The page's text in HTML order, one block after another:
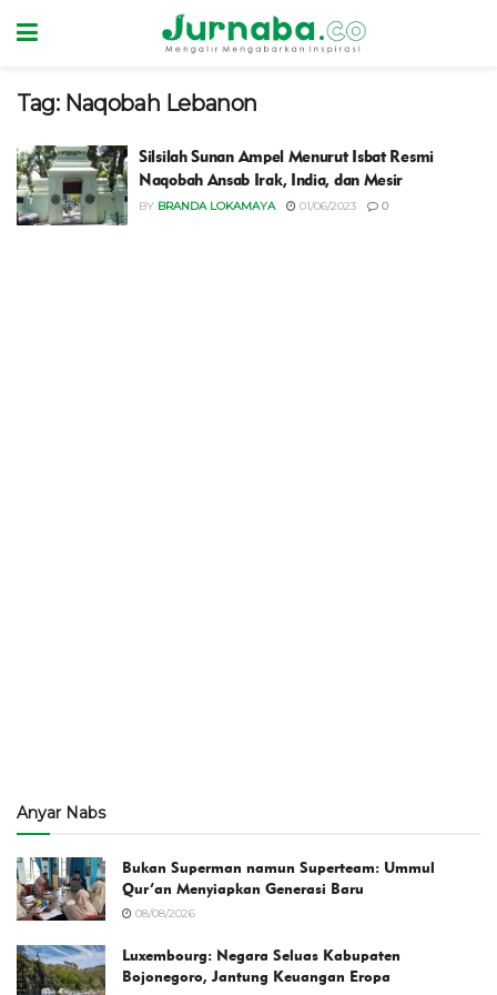
Tag: Naqobah Lebanon
Silsilah Sunan Ampel Menurut Isbat Resmi
Naqobah Ansab Irak, India, dan Mesir
BY BRANDA LOKAMAYA 01/06/2023 0
Anyar Nabs
Bukan Superman namun Superteam: Ummul
Qur’an Menyiapkan Generasi Baru
08/08/2026
Luxembourg: Negara Seluas Kabupaten
Bojonegoro, Jantung Keuangan Eropa